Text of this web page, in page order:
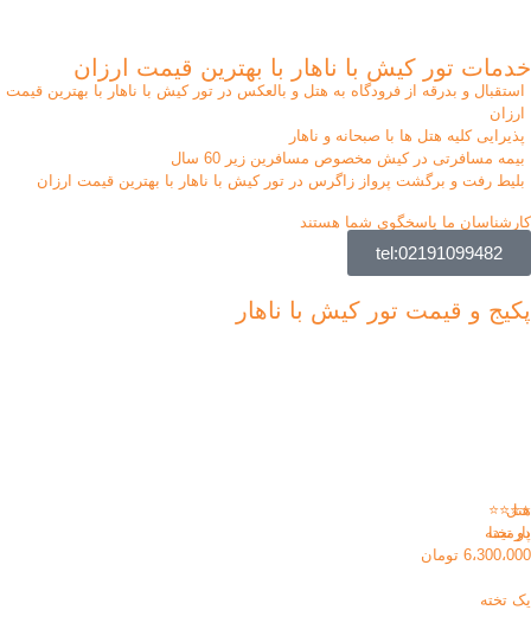
خدمات تور کیش با ناهار با بهترین قیمت ارزان
استقبال و بدرقه از فرودگاه به هتل و بالعکس در تور کیش با ناهار با بهترین قیمت
ارزان
پذیرایی کلیه هتل ها با صبحانه و ناهار
بیمه مسافرتی در کیش مخصوص مسافرین زیر 60 سال
بلیط رفت و برگشت پرواز زاگرس در تور کیش با ناهار با بهترین قیمت ارزان
کارشناسان ما پاسخگوی شما هستند
tel:02191099482
پکیج و قیمت تور کیش با ناهار
هتل
پارمیدا
⭐⭐⭐⭐
دو تخته
6،300،000 تومان
یک تخته